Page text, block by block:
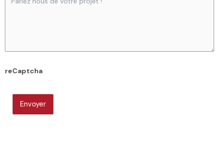
reCaptcha
Envoyer